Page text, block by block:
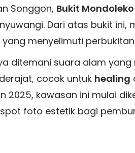
Songgon, Bukit Mondoleko
Dari atas bukit ini,
menyelimuti
ditemani suara alam
cocok untuk healing
2025, kawasan ini mulai
foto estetik bagi